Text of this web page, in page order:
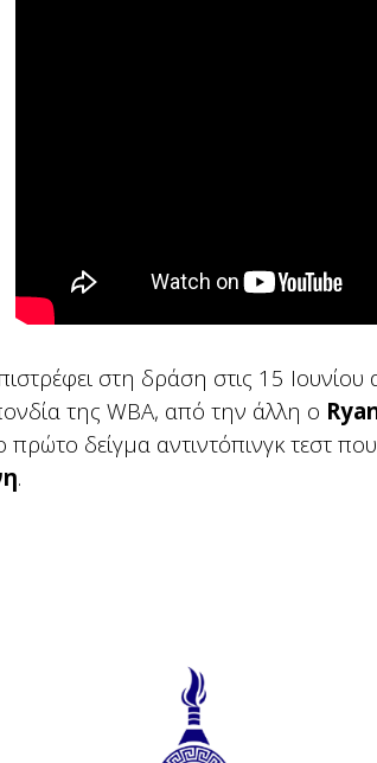
στη δράση στις 15 Iουνίου
της WBA, από την άλλη ο
πρώτο δείγμα αντιντόπινγκ τεστ
.